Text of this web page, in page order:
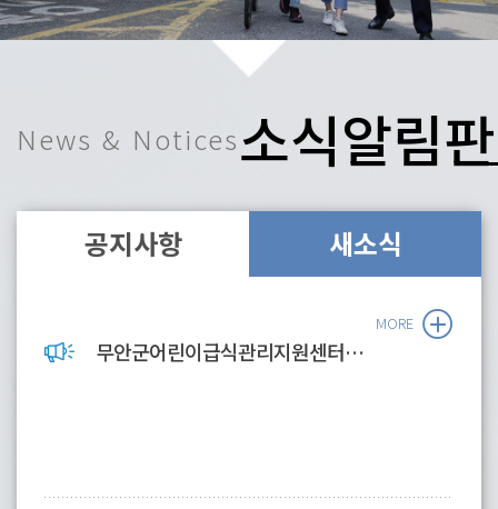
News & Notices소식알림판
공지사항
MORE
무안군어린이급식관리지원센터 직원 채용 공고
새소식